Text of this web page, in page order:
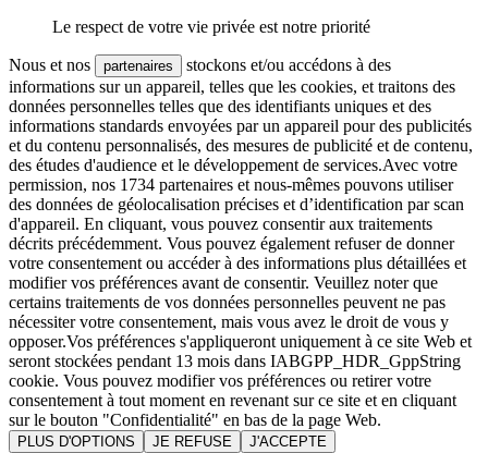
Le respect de votre vie privée est notre priorité
Nous et nos partenaires
stockons et/ou accédons à des
informations sur un appareil, telles que les cookies, et traitons des
données personnelles telles que des identifiants uniques et des
informations standards envoyées par un appareil pour des publicités
et du contenu personnalisés, des mesures de publicité et de contenu,
des études d'audience et le développement de services.Avec votre
permission, nos 1734 partenaires et nous-mêmes pouvons utiliser
des données de géolocalisation précises et d’identification par scan
d'appareil. En cliquant, vous pouvez consentir aux traitements
décrits précédemment. Vous pouvez également refuser de donner
votre consentement ou accéder à des informations plus détaillées et
modifier vos préférences avant de consentir. Veuillez noter que
certains traitements de vos données personnelles peuvent ne pas
nécessiter votre consentement, mais vous avez le droit de vous y
opposer.Vos préférences s'appliqueront uniquement à ce site Web et
seront stockées pendant 13 mois dans IABGPP_HDR_GppString
cookie. Vous pouvez modifier vos préférences ou retirer votre
consentement à tout moment en revenant sur ce site et en cliquant
sur le bouton "Confidentialité" en bas de la page Web.
PLUS D'OPTIONS JE REFUSE J'ACCEPTE